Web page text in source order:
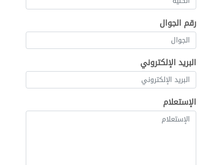
رقم الجوال
البريد الإلكتروني
الإستعلام